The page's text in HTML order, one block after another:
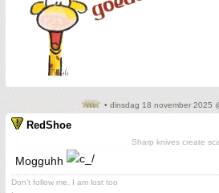
• dinsdag 18 november 2025
RedShoe
Sharp knives create
Mogguhh
Don't follow me. I am lost too